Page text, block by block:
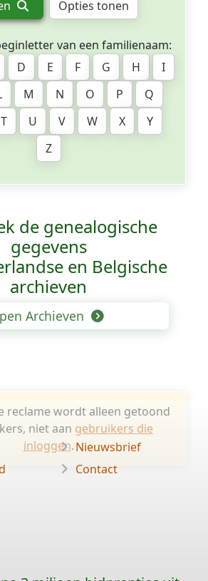
Opties tonen
van een familienaam:
D E F G H
I
M N O P
Q
T U V W X
Y
Z
de genealogische
gegevens
en Belgische
archieven
Archieven
reclame wordt alleen getoond
niet aan gebruikers die
inloggen.Nieuwsbrief
Contact